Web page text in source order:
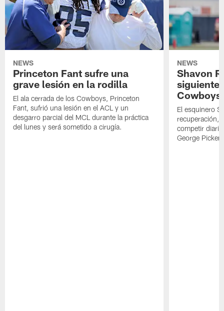
NEWS
Princeton Fant sufre una
grave lesión en la rodilla
El ala cerrada de los Cowboys, Princeton
Fant, sufrió una lesión en el ACL y un
desgarro parcial del MCL durante la práctica
del lunes y será sometido a cirugía.
NEWS
Shavon
siguiente
Cowboys
El esquinero
recuperación,
competir
George